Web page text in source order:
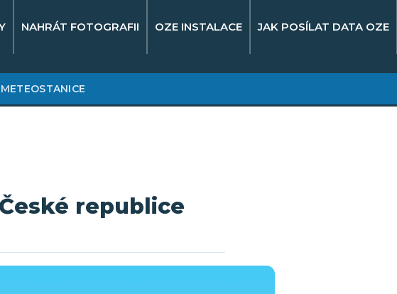
NAHRÁT FOTOGRAFII OZE INSTALACE JAK POSÍLAT DATA OZE
METEOSTANICE
republice